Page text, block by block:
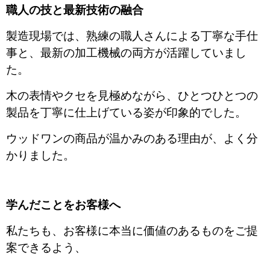
職人の技と最新技術の融合
製造現場では、熟練の職人さんによる丁寧な手仕
事と、最新の加工機械の両方が活躍していまし
た。
木の表情やクセを見極めながら、ひとつひとつの
製品を丁寧に仕上げている姿が印象的でした。
ウッドワンの商品が温かみのある理由が、よく分
かりました。
学んだことをお客様へ
私たちも、お客様に本当に価値のあるものをご提
案できるよう、